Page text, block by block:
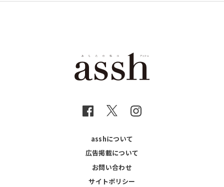
asshについて
広告掲載について
お問い合わせ
サイトポリシー